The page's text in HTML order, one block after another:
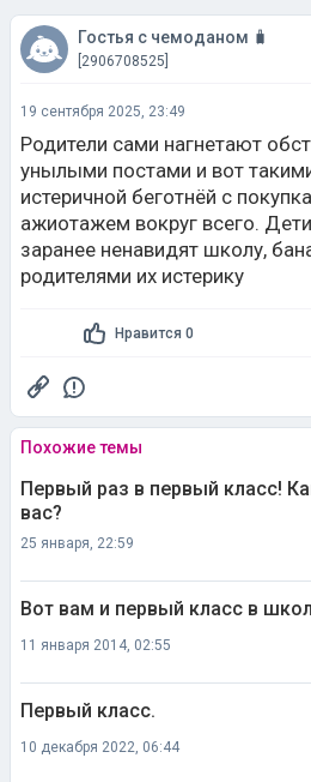
Гостья с чемоданом 🧳
[2906708525]
19 сентября 2025, 23:49
Родители сами нагнетают
унылыми постами и вот
истеричной беготнёй с
ажиотажем вокруг всего.
заранее ненавидят школу,
родителями их истерику
Нравится 0
Похожие темы
Первый раз в первый класс!
вас?
25 января, 22:59
Вот вам и первый класс в
11 января 2014, 02:55
Первый класс.
10 декабря 2022, 06:44